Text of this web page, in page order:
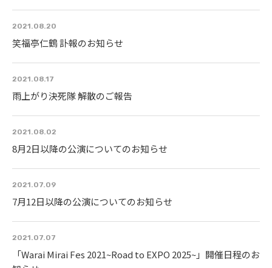
2021.08.20
笑福亭仁鶴 訃報のお知らせ
2021.08.17
雨上がり決死隊 解散のご報告
2021.08.02
8月2日以降の公演についてのお知らせ
2021.07.09
7月12日以降の公演についてのお知らせ
2021.07.07
「Warai Mirai Fes 2021~Road to EXPO 2025~」開催日程のお